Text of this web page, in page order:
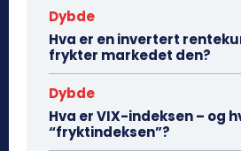
Dybde
Hva er en invertert
frykter markedet den?
Dybde
Hva er VIX-indeksen – og
“fryktindeksen”?